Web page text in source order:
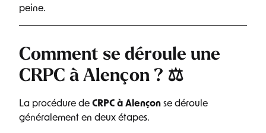
peine.
Comment se déroule une
CRPC à Alençon ? ⚖️
La procédure de CRPC à Alençon se déroule
généralement en deux étapes.